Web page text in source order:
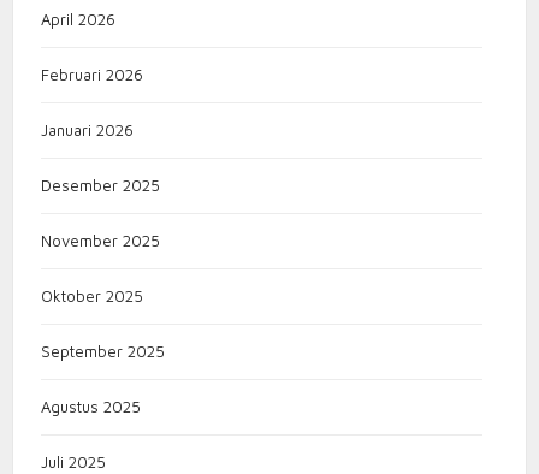
April 2026
Februari 2026
Januari 2026
Desember 2025
November 2025
Oktober 2025
September 2025
Agustus 2025
Juli 2025